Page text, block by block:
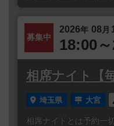
募集中
2026年 08 月
18:00
相席ナイト【
埼玉県 大宮
相席ナイトとは予約一